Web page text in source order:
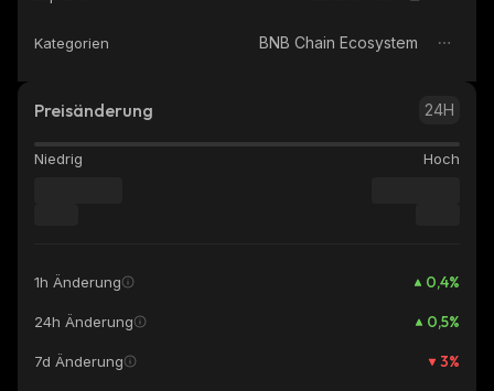
Kategorien BNB Chain Ecosystem
Preisänderung 24H
Niedrig Hoch
1h Änderung 0,4%
24h Änderung 0,5%
7d Änderung 3%